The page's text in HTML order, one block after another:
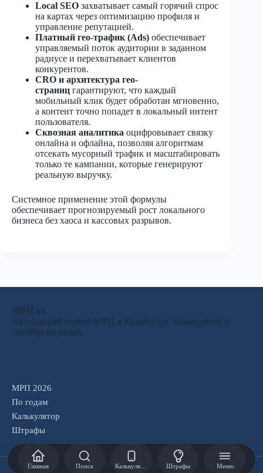
Local SEO захватывает самый горячий спрос
на картах через оптимизацию профиля и
управление репутацией.
Платный гео-трафик (Ads) обеспечивает
управляемый поток аудитории в заданном
радиусе и перехватывает клиентов
конкурентов.
CRO и архитектура гео-
страниц гарантируют, что каждый
мобильный клик будет обработан мгновенно,
а контент точно попадет в локальный интент
пользователя.
Сквозная аналитика оцифровывает связку
онлайна и офлайна, позволяя алгоритмам
отсекать мусорный трафик и масштабировать
только те кампании, которые генерируют
реальную выручку.
Системное применение этой формулы
обеспечивает прогнозируемый рост локального
бизнеса без хаоса и кассовых разрывов.
МРП.kz
Актуальный размер МРП в Казахстане, калькулятор и
таблица по годам.
МРП 2026
По годам
Калькулятор
Штрафы
Copyright © 2026 - ITSummit.KZ
Главная Поиск Штрафы Меню